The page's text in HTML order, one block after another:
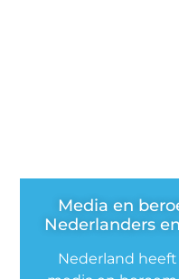
Media en
Nederlanders
Nederland